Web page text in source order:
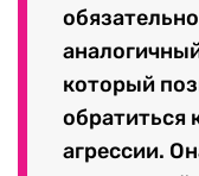
который
обратиться
агрессии.